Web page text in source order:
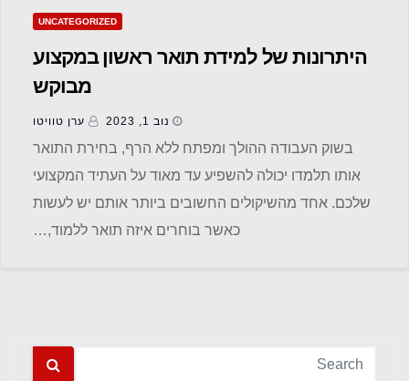
UNCATEGORIZED
היתרונות של למידת תואר ראשון במקצוע
מבוקש
נוב 1, 2023 ערן טוויטו
בשוק העבודה ההולך ומפתח ללא הרף, בחירת התואר
אותו תלמדו יכולה להשפיע עד מאוד על העתיד המקצועי
שלכם. אחד מהשיקולים החשובים ביותר אותם יש לעשות
כאשר בוחרים איזה תואר ללמוד,…